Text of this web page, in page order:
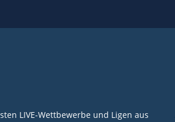
LIVE-Wettbewerbe und Ligen aus